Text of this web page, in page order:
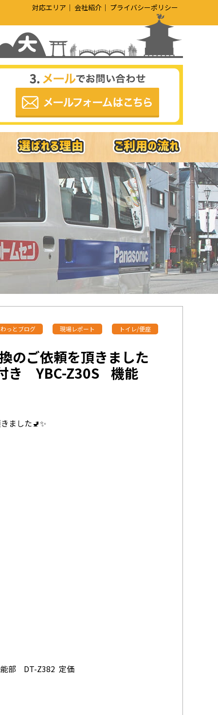
対応エリア 会社紹介 プライバシーポリシー
わっとブログ 現場レポート トイレ/便座
のご依頼を頂きました
き YBC-Z30S 機能
ました🚽✨
部 DT-Z382 定価